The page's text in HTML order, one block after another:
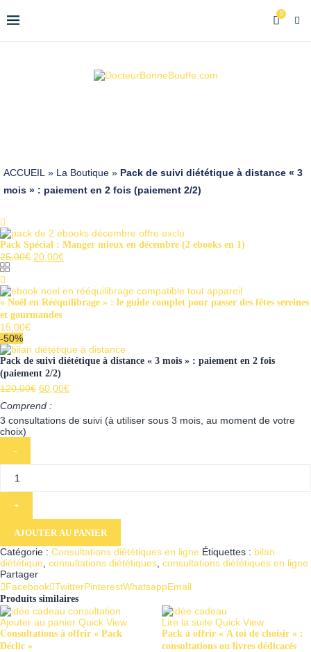
0
ACCUEIL » La Boutique » Pack de suivi diététique à distance « 3
mois » : paiement en 2 fois (paiement 2/2)
Pack Spécial : Manger mieux en décembre (2 ebooks en 1)
25,00€ Le
était :
25,00€.
20,00€Le
est :
20,00€.
« Noël en Rééquilibrage » : le guide complet pour passer des fêtes sereines
et gourmandes
15,00€
-50%
Pack de suivi diététique à distance « 3 mois » : paiement en 2 fois
(paiement 2/2)
120,00€ Le
prix
initial
60,00€Le
actuel
Comprend :
3 consultations de suivi (à utiliser sous 3 mois, au moment de votre
choix)
Pack
distance
«
mois
»
:
paiement
en
2
fois
(paiement
AJOUTER AU PANIER
Catégorie : Consultations diététiques en ligne Étiquettes : bilan
diététique consultations diététiques consultations diététiques en ligne
Partager
Facebook TwitterPinterestWhatsappEmail
Produits similaires
Ajouter au panier Quick View
Consultations à offrir « Pack
Déclic »
Lire la suite Quick View
Pack à offrir « A toi de choisir » :
consultations ou livres dédicacés